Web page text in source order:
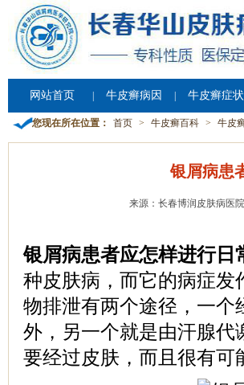
网站首页 牛皮癣病因 牛皮癣症状
您现在所在位置： 首页 > 牛皮癣百科 > 牛皮
银屑病患
来源：长春博润皮肤病医院
银屑病患者应怎样进行日
种皮肤病，而它的病症发
物排泄有两个途径，一个
外，另一个就是由汗腺代
要经过皮肤，而且很有可